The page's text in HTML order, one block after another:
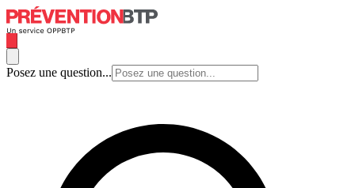
Posez une question...